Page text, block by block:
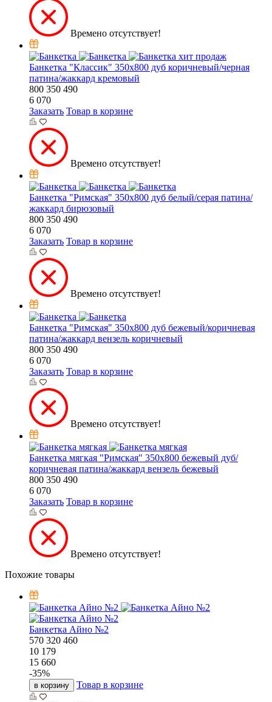
Времено отсутствует!
хит продаж
Банкетка "Классик" 350х800 дуб коричневый/черная
патина/жаккард кремовый
800 350 490
6 070
Заказать Товар в корзине
Времено отсутствует!
Банкетка "Римская" 350х800 дуб белый/серая патина/
жаккард бирюзовый
800 350 490
6 070
Заказать Товар в корзине
Времено отсутствует!
Банкетка "Римская" 350х800 дуб бежевый/коричневая
патина/жаккард вензель коричневый
800 350 490
6 070
Заказать Товар в корзине
Времено отсутствует!
Банкетка мягкая "Римская" 350х800 бежевый дуб/
коричневая патина/жаккард вензель бежевый
800 350 490
6 070
Заказать Товар в корзине
Времено отсутствует!
Похожие товары
Банкетка Айно №2
570 320 460
10 179
15 660
-35%
в корзину Товар в корзине